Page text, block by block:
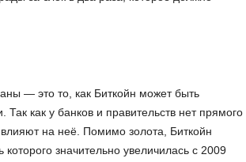
— это то, как Биткойн может быть
Так как у банков и правительств нет прямого
на неё. Помимо золота, Биткойн
значительно увеличилась с 2009